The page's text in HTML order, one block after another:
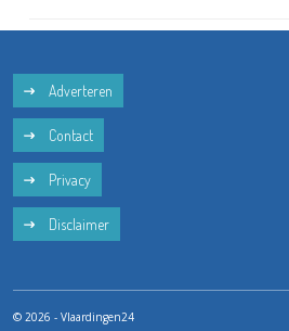
Adverteren
Contact
Privacy
Disclaimer
© 2026 - Vlaardingen24